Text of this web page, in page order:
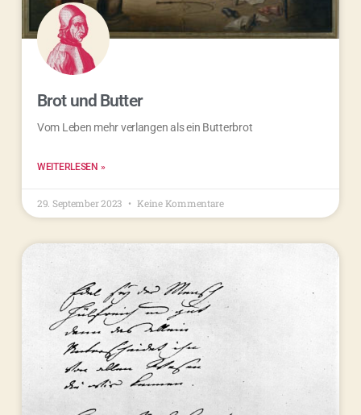
Brot und Butter
Vom Leben mehr verlangen als ein Butterbrot
WEITERLESEN »
29. September 2023 Keine Kommentare